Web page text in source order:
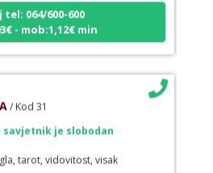
tel: 064/600-600
- mob:1,12€ min
/ Kod 31
je slobodan
tarot, vidovitost, visak